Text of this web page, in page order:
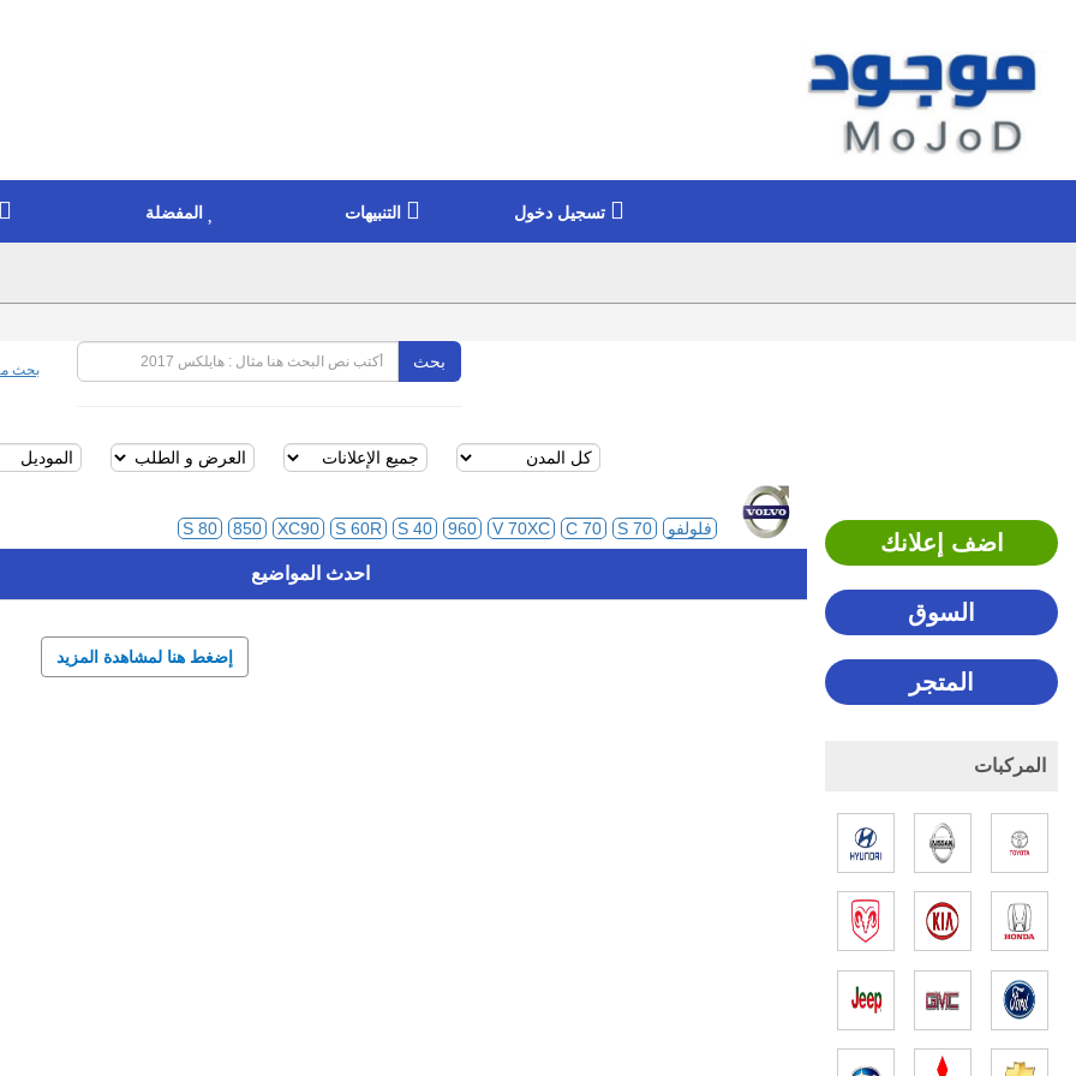
تسجيل دخول التنبيهات المفضلة
بحث بحث
اضف إعلانك
السوق
المتجر
المركبات
فلولفو S 70
C 70
V 70XC
960
S 40
S 60R
XC90
850
S 80
احدث المواضيع
إضغط هنا لمشاهدة المزيد